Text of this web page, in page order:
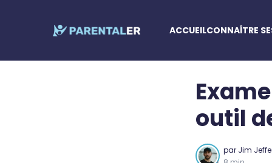
ACCUEILCONNAÎTRE
outil
par Jim